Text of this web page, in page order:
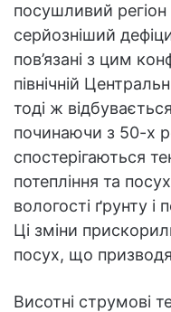
посушливий регіон
серйозніший
пов’язані з цим
північній
тоді ж
починаючи з 50-х
спостерігаються
потепління та
вологості ґрунту
Ці зміни
посух, що
Висотні струмові